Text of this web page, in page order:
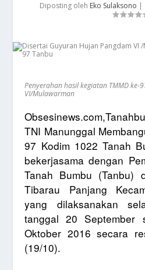
Diposting oleh Eko Sulaksono |
Penyerahan hasil kegiatan TMMD ke-
VI/Mulawarman
TNI Manunggal
97 Kodim 1022 Tanah
bekerjasama dengan
Tanah Bumbu (Tanbu)
Tibarau Panjang
yang dilaksanakan
tanggal 20 September
Oktober 2016 secara
(19/10).